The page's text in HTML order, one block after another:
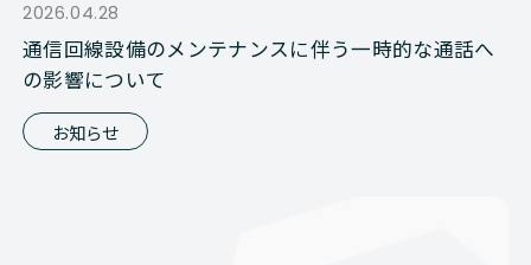
2026.04.28
通信回線設備のメンテナンスに伴う一時的な通話へ
の影響について
お知らせ